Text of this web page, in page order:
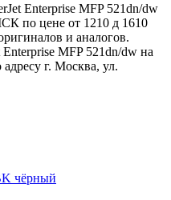
Enterprise MFP 521dn/dw
по цене от 1210 д 1610
и аналогов.
MFP 521dn/dw на
г. Москва, ул.
чёрный